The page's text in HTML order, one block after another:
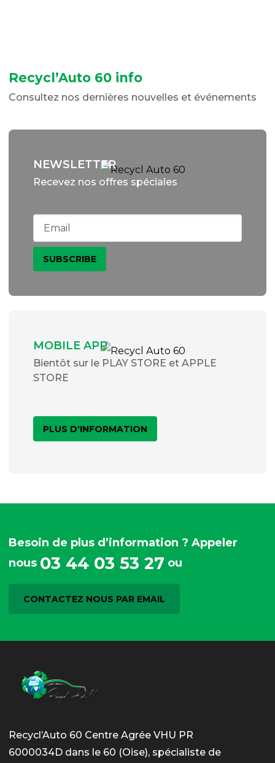
Recycl’Auto 60 info
Consultez nos dernières nouvelles et événements
NEWSLETTER
Recevez nos offres spéciales
MOBILE APP
Bientôt sur le PLAY STORE et APPLE
STORE
PLUS D'INFORMATION
Besoin de plus d’information ? Appeler
nous 03 44 03 53 27 ou
CONTACTEZ NOUS PAR EMAIL
Recycl’Auto 60 Centre Agrée VHU PR
6000034D dans le 60 (Oise), spécialiste de